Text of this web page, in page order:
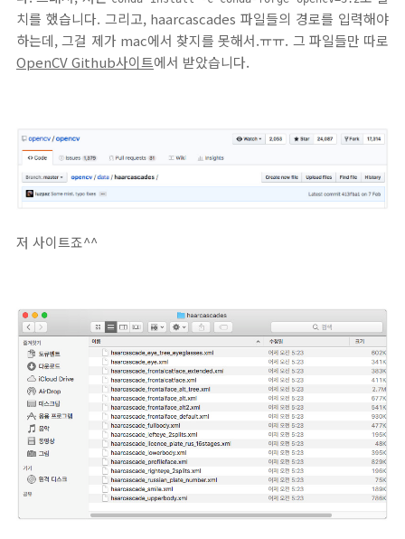
치를 했습니다. 그리고, haarcascades 파일들의 경로를 입력해야
하는데, 그걸 제가 mac에서 찾지를 못해서.ㅠㅠ. 그 파일들만 따로
OpenCV Github사이트에서 받았습니다.
저 사이트죠^^